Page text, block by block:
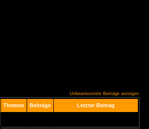
Unbeantwortete Beiträge anzeigen
Themen Beiträge Letzter Beitrag